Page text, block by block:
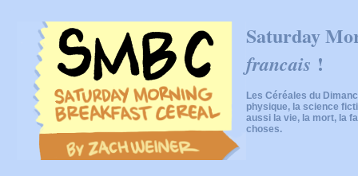
Saturday
francais !
Les Céréales du
physique, la science
aussi la vie, la mort, la
choses.